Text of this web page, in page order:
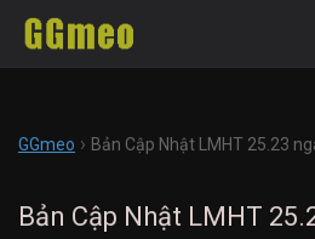
GGmeo › Bản Cập Nhật LMHT 25.23
Bản Cập Nhật LMHT